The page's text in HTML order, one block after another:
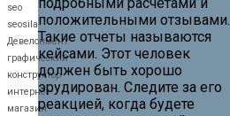
seo
seosila
Девелопмент
графический
конструктор
интернет-
магазин
положительными отзывами.
Такие отчеты называются
кейсами. Этот человек
должен быть хорошо
эрудирован. Следите за его
реакцией, когда будете